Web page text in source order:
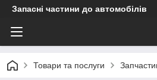
Запасні частини до автомобілів
Товари та послуги